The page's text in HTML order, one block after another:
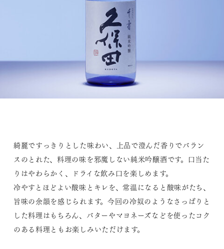
綺麗ですっきりとした味わい、上品で澄んだ香りでバラン
スのとれた、料理の味を邪魔しない純米吟醸酒です。口当た
りはやわらかく、ドライな飲み口を楽しめます。
冷やすとほどよい酸味とキレを、常温になると酸味がたち、
旨味の余韻を感じられます。今回の冷奴のようなさっぱりと
した料理はもちろん、バターやマヨネーズなどを使ったコク
のある料理ともお楽しみいただけます。